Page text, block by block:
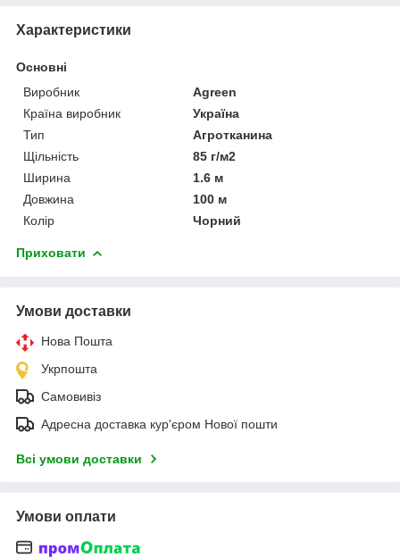
Характеристики
Основні
Виробник
Agreen
Країна виробник
Україна
Тип
Агротканина
Щільність
85 г/м2
Ширина
1.6 м
Довжина
100 м
Колір
Чорний
Приховати
Умови доставки
Нова Пошта
Укрпошта
Самовивіз
Адресна доставка кур'єром Нової пошти
Всі умови доставки
Умови оплати